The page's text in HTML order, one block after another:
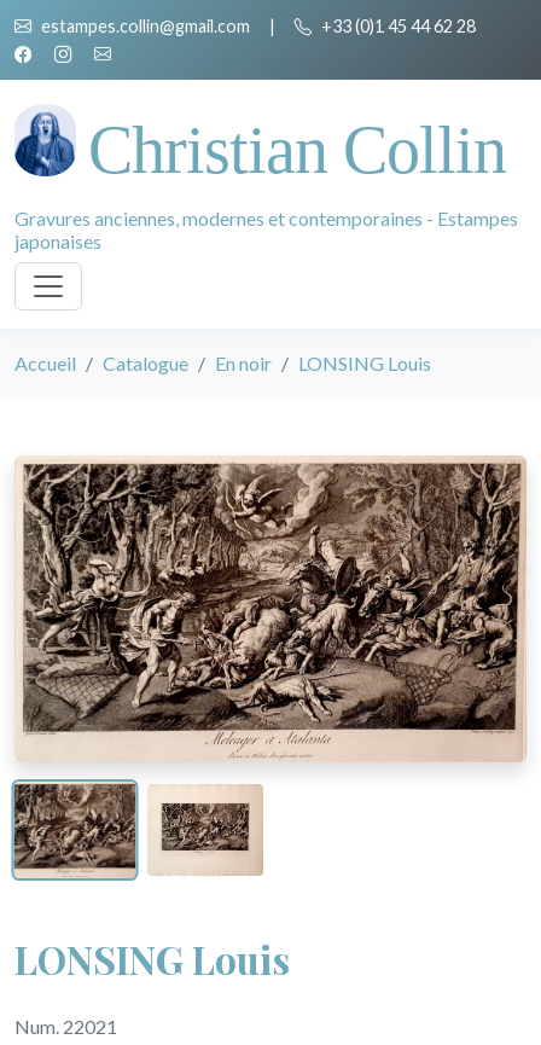
estampes.collin@gmail.com | +33 (0)1 45 44 62 28
Christian Collin
Gravures anciennes, modernes et contemporaines - Estampes
japonaises
Accueil Catalogue En noir LONSING Louis
LONSING Louis
Num. 22021